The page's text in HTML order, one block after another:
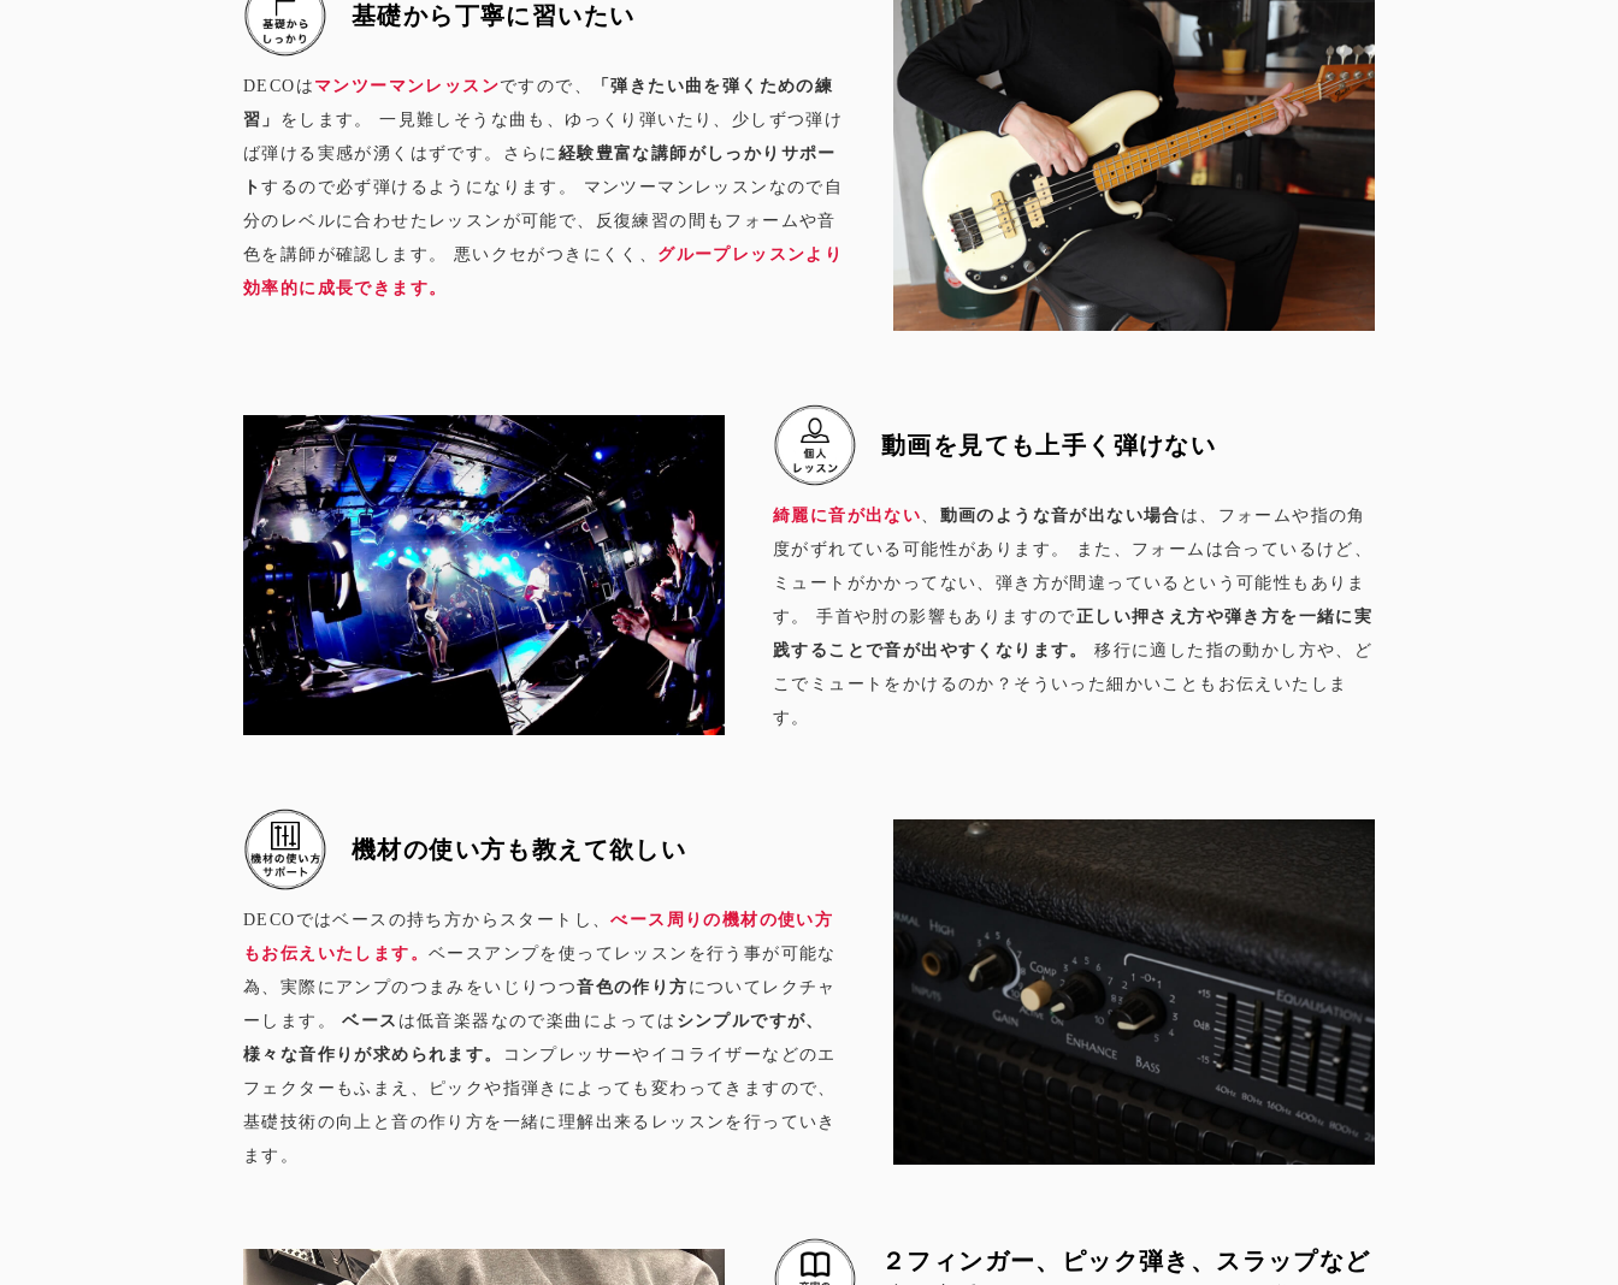
基礎から丁寧に習いたい
DECOは マンツーマンレッスンですので、
「弾きたい曲を弾くための練
習」 をします。 一見難しそうな曲も、ゆっくり弾いたり、少しずつ弾け
ば弾ける実感が湧くはずです。さらに 経験豊富な講師がしっかりサポー
トするので必ず弾けるようになります。 マンツーマンレッスンなので自
分のレベルに合わせたレッスンが可能で、反復練習の間もフォームや音
色を講師が確認します。 悪いクセがつきにくく、 グループレッスンより
効率的に成長できます。
動画を見ても上手く弾けない
綺麗に音が出ない 動画のような音が出ない場合 は、フォームや指の角
度がずれている可能性があります。 また、フォームは合っているけど、
ミュートがかかってない、弾き方が間違っているという可能性もありま
す。 手首や肘の影響もありますので正しい押さえ方や弾き方を一緒に実
践することで音が出やすくなります。
移行に適した指の動かし方や、ど
こでミュートをかけるのか？そういった細かいこともお伝えいたしま
す。
機材の使い方も教えて欲しい
DECOではベースの持ち方からスタートし、べース周りの機材の使い方
もお伝えいたします。 ベースアンプを使ってレッスンを行う事が可能な
為、実際にアンプのつまみをいじりつつ音色の作り方 についてレクチャ
ーします。ベース は低音楽器なので楽曲によっては シンプルですが、
様々な音作りが求められます。
コンプレッサーやイコライザーなどのエ
フェクターもふまえ、ピックや指弾きによっても変わってきますので、
基礎技術の向上と音の作り方を一緒に理解出来るレッスンを行っていき
ます。
２フィンガー、ピック弾き、スラップなど